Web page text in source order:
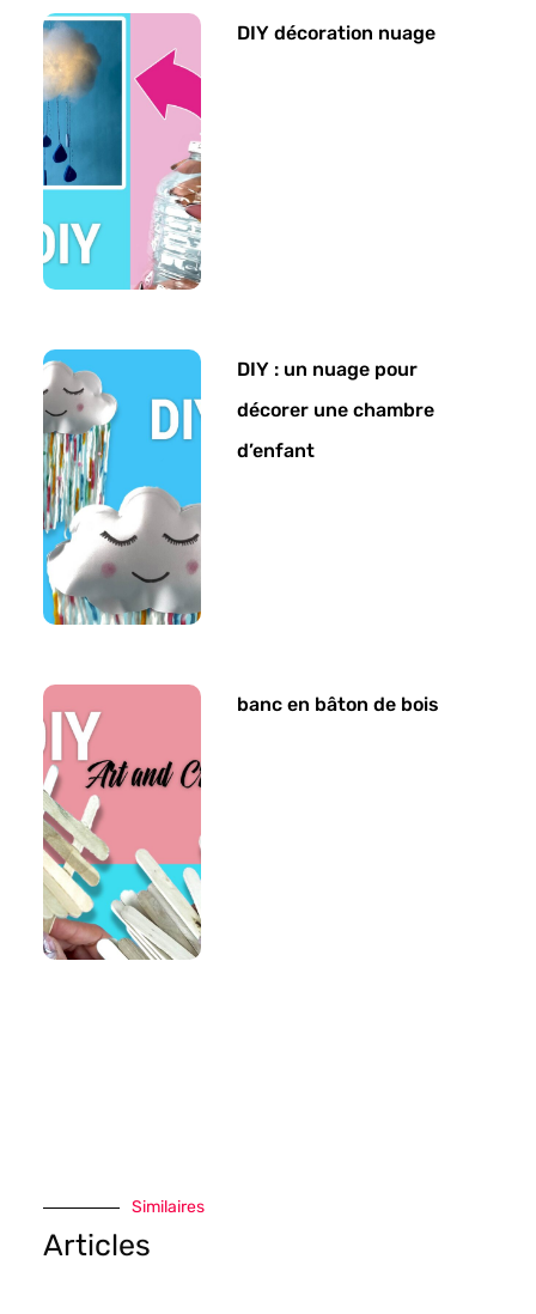
DIY décoration nuage
DIY : un nuage pour
décorer une chambre
d’enfant
banc en bâton de bois
Similaires
Articles